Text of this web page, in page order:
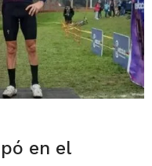
en el